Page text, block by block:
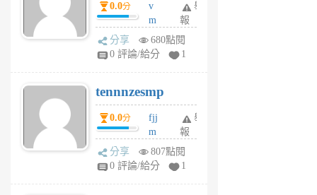
月
前
0.0分
v
m
sg
sr
6
個
月
前
舉
報
分享
680點閱
0 評論/給分
1
tennnzesmp
0.0分
fjj
m
w
rs
舉
報
分享
807點閱
0 評論/給分
1